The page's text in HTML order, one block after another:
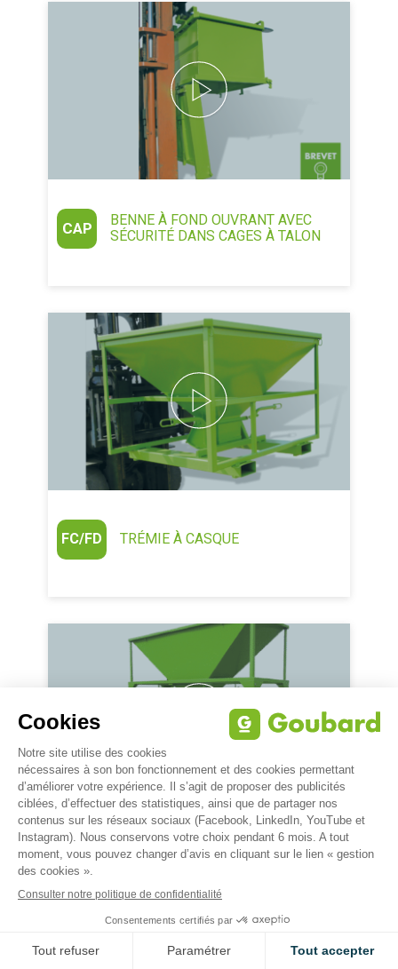
CAP
BENNE À FOND OUVRANT AVEC
SÉCURITÉ DANS CAGES À TALON
FC/FD TRÉMIE À CASQUE
TB-F
TRÉMIES DE REMPLISSAGE POUR
CHARGEMENT DE BIG-BAG, SUR